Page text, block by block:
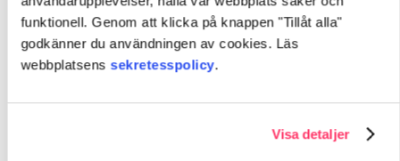
funktionell. Genom att klicka på knappen "Tillåt alla"
godkänner du användningen av cookies. Läs
webbplatsens sekretesspolicy.
Visa detaljer
friskvårdsdagar, frukostar och nu kom det ett
meddelande i e-posten att arbetsgivaren har sänt
en liten höstgåva. Sådana småsaker känns
jättetrevliga och är ett bevis på att arbetsgivaren
uppskattar arbetstagarna på riktigt”, säger Kirsi.